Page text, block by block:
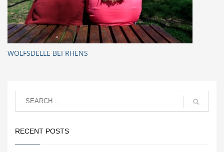
WOLFSDELLE BEI RHENS
RECENT POSTS